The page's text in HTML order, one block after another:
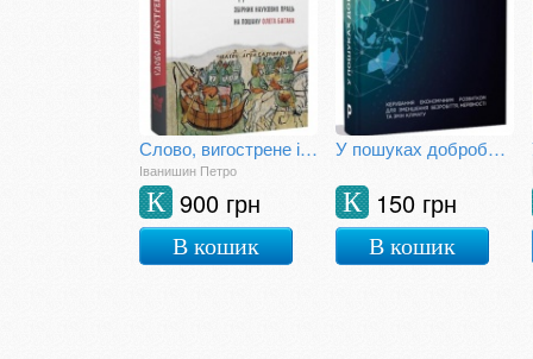
Слово, вигострене ідейністю. Збірник наукових праць на пошану Олега Багана
Іванишин Петро
900 грн
К
В кошик
У пошуках добробуту
150 грн
К
В кошик